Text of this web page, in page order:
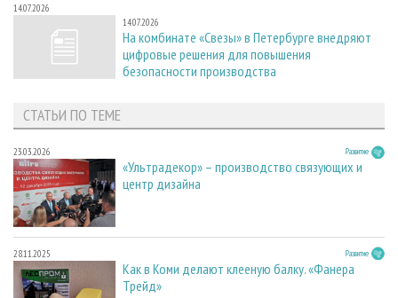
14.07.2026
14.07.2026
На комбинате «Свезы» в Петербурге внедряют
цифровые решения для повышения
безопасности производства
СТАТЬИ ПО ТЕМЕ
23.03.2026 Развитие
«Ультрадекор» – производство связующих и
центр дизайна
28.11.2025 Развитие
Как в Коми делают клееную балку. «Фанера
Трейд»